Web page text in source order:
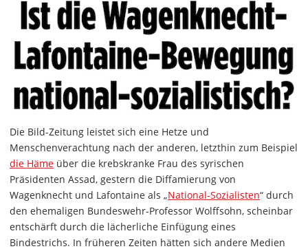
Die Bild-Zeitung leistet sich eine Hetze und
Menschenverachtung nach der anderen, letzthin zum Beispiel
die Häme über die krebskranke Frau des syrischen
Präsidenten Assad, gestern die Diffamierung von
Wagenknecht und Lafontaine als „National-Sozialisten“ durch
den ehemaligen Bundeswehr-Professor Wolffsohn, scheinbar
entschärft durch die lächerliche Einfügung eines
Bindestrichs. In früheren Zeiten hätten sich andere Medien